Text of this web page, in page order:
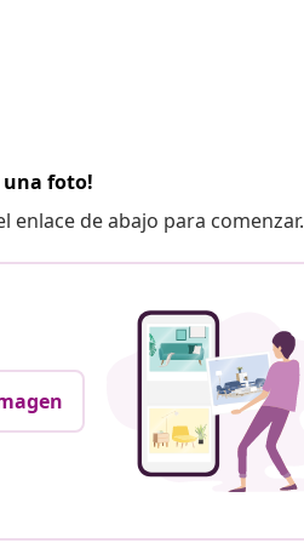
una foto!
enlace de abajo para comenzar.